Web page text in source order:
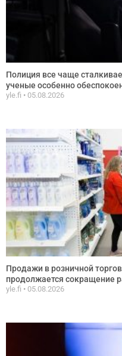
Полиция все чаще
ученые особенно
yle.fi 05.08.2026
Продажи в розничной
продолжается сокращение
yle.fi 05.08.2026